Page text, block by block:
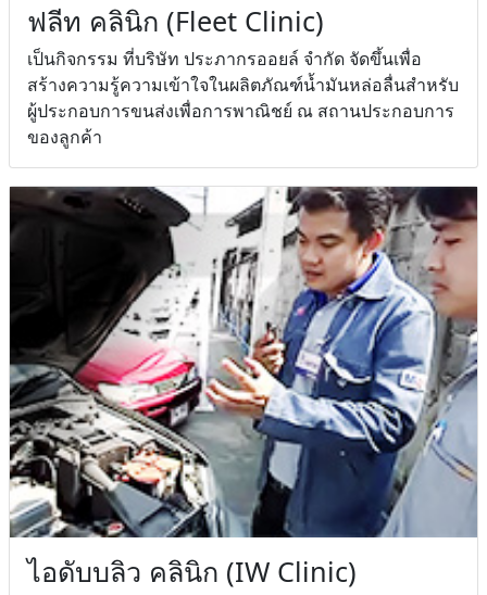
ฟลีท คลินิก (Fleet Clinic)
เป็นกิจกรรม ที่บริษัท ประภากรออยล์ จำกัด จัดขึ้นเพื่อ
สร้างความรู้ความเข้าใจในผลิตภัณฑ์น้ำมันหล่อลื่นสำหรับ
ผู้ประกอบการขนส่งเพื่อการพาณิชย์ ณ สถานประกอบการ
ของลูกค้า
ไอดับบลิว คลินิก (IW Clinic)